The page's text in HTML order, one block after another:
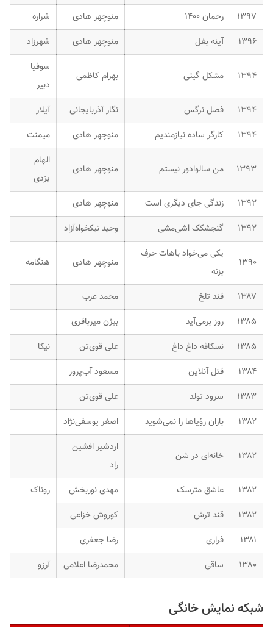
۱۳۹۷
رحمان ۱۴۰۰ منوچهر هادی
شراره
۱۳۹۶
آینه بغل منوچهر هادی شهرزاد
۱۳۹۴ مشکل گیتی بهرام کاظمی
سوفیا
دبیر
۱۳۹۴
فصل نرگس نگار آذربایجانی
آیلار
۱۳۹۴
کارگر ساده نیازمندیم منوچهر هادی میمنت
۱۳۹۳ من سالوادور نیستم منوچهر هادی
الهام
یزدی
۱۳۹۲
زندگی جای دیگری است
منوچهر هادی
۱۳۹۲
گنجشکک اشی‌مشی وحید نیکخواه‌آزاد
۱۳۹۰
یکی می‌خواد باهات حرف
بزنه
منوچهر هادی هنگامه
۱۳۸۷ قند تلخ
محمد عرب
۱۳۸۵
روز برمی‌آید
بیژن میرباقری
۱۳۸۵
نسکافه داغ داغ علی قوی‌تن
نیکا
۱۳۸۴
قتل آنلاین
مسعود آب‌پرور
۱۳۸۳
سرود تولد
علی قوی‌تن
۱۳۸۲
باران رؤیاها را نمی‌شوید اصغر یوسفی‌نژاد
۱۳۸۲ خانه‌ای در شن
اردشیر افشین
راد
۱۳۸۲
عاشق مترسک مهدی نوربخش
روناک
۱۳۸۲
قند ترش
کوروش خزاعی
۱۳۸۱
فراری
رضا جعفری
۱۳۸۰
ساقی محمدرضا اعلامی آرزو
شبکه نمایش خانگی